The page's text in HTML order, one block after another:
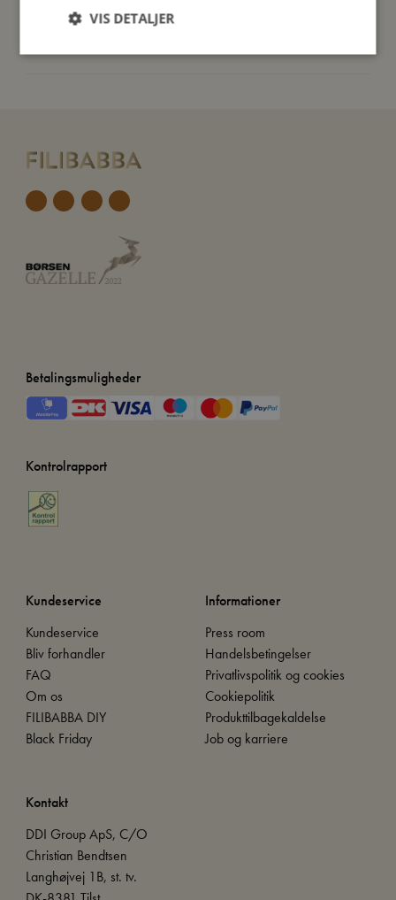
Betalingsmuligheder
Kontrolrapport
Kundeservice
Kundeservice
Bliv forhandler
FAQ
Om os
FILIBABBA DIY
Black Friday
Informationer
Press room
Handelsbetingelser
Privatlivspolitik og cookies
Cookiepolitik
Produkttilbagekaldelse
Job og karriere
Kontakt
DDI Group ApS, C/O
Christian Bendtsen
Langhøjvej 1B, st. tv.
VIS DETALJER